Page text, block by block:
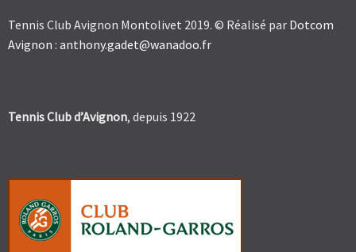
Tennis Club Avignon Montolivet 2019. © Réalisé par Dotcom
Avignon : anthony.gadet@wanadoo.fr
Tennis Club d’Avignon, depuis 1922